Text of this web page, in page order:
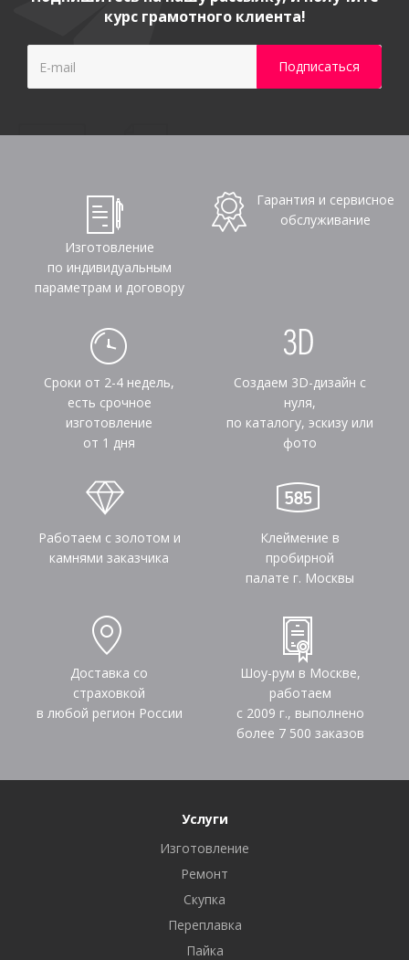
курс грамотного клиента!
Изготовление
по индивидуальным
параметрам и договору
Гарантия и сервисное
обслуживание
Сроки от 2-4 недель,
есть срочное
изготовление
от 1 дня
Создаем 3D-дизайн с
нуля,
по каталогу, эскизу или
фото
Работаем с золотом и
камнями заказчика
Клеймение в
пробирной
палате г. Москвы
Доставка со
страховкой
в любой регион России
Шоу-рум в Москве,
работаем
с 2009 г., выполнено
более 7 500 заказов
Услуги
Изготовление
Ремонт
Скупка
Переплавка
Пайка